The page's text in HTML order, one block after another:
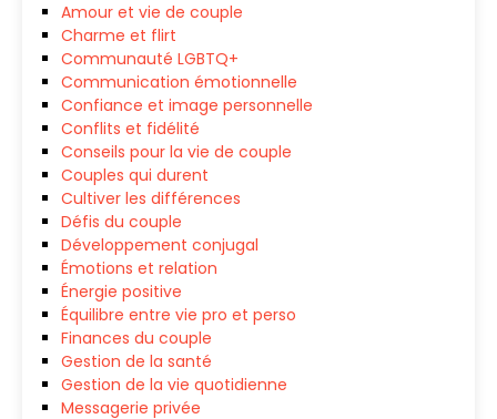
Amour et vie de couple
Charme et flirt
Communauté LGBTQ+
Communication émotionnelle
Confiance et image personnelle
Conflits et fidélité
Conseils pour la vie de couple
Couples qui durent
Cultiver les différences
Défis du couple
Développement conjugal
Émotions et relation
Énergie positive
Équilibre entre vie pro et perso
Finances du couple
Gestion de la santé
Gestion de la vie quotidienne
Messagerie privée